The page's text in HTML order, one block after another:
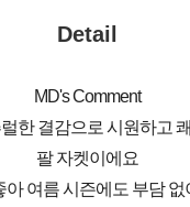
Detail
MD's Comment
한 결감으로 시원하고
팔 자켓이에요
여름 시즌에도 부담 없